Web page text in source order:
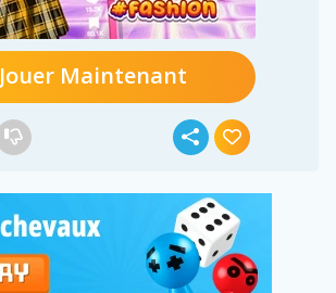
Jouer Maintenant